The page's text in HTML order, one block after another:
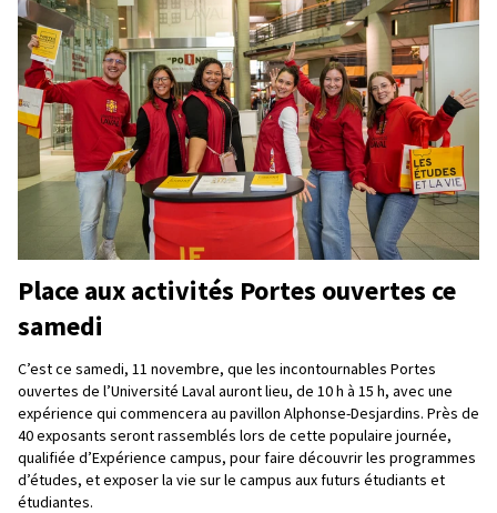
Place aux activités Portes ouvertes ce
samedi
C’est ce samedi, 11 novembre, que les incontournables Portes
ouvertes de l’Université Laval auront lieu, de 10 h à 15 h, avec une
expérience qui commencera au pavillon Alphonse-Desjardins. Près de
40 exposants seront rassemblés lors de cette populaire journée,
qualifiée d’Expérience campus, pour faire découvrir les programmes
d’études, et exposer la vie sur le campus aux futurs étudiants et
étudiantes.